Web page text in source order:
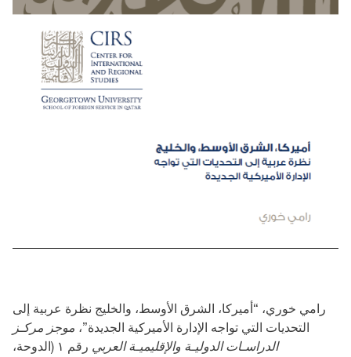
رامي خوري، “أميركا، الشرق الأوسط، والخليج نظرة عربية إلى
التحديات التي تواجه الإدارة الأميركية الجديدة”، موجز مركـز
الدراسـات الدوليـة والإقليميـة العربي
رقم ١ (الدوحة،